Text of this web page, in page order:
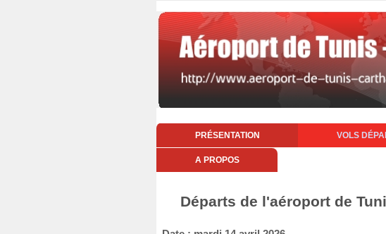
PRÉSENTATION VOLS
A PROPOS
Départs de l'aéroport de